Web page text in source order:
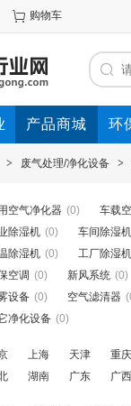
购物车
产品商城 环
> 废气处理/净化设备 >
空气净化器 (0) 车载
除湿机 (0) 车间除湿机
除湿机 (0) 工厂除湿机
空调 (0) 新风系统 (0)
设备 (0) 空气滤清器
净化设备 (0)
上海 天津 重庆
湖南 广东 广西